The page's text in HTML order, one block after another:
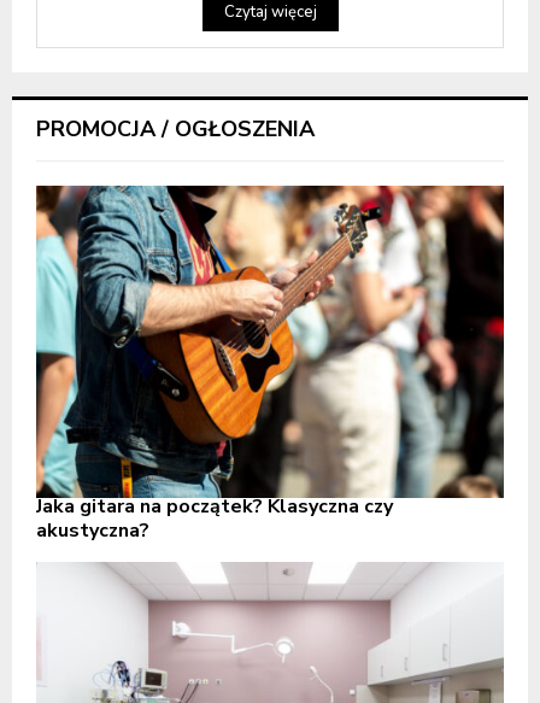
Czytaj więcej
PROMOCJA / OGŁOSZENIA
Jaka gitara na początek? Klasyczna czy
akustyczna?